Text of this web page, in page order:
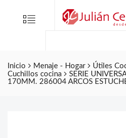
Menu
Inicio Menaje - Hogar Útiles
Cuchillos cocina
SERIE
170MM. 286004 ARCOS
Folletos
Contacto